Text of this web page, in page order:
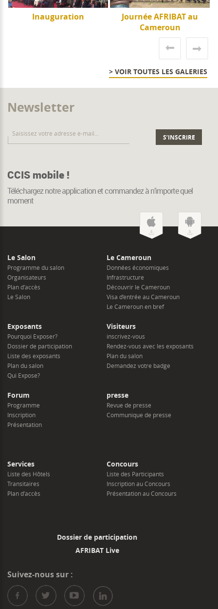
Inauguration
Journée AFRIBAT au
Cameroun
> VOIR TOUTES LES GALERIES
Newsletter
CCIS mobile !
Téléchargez notre application et commandez à n’importe quel
moment
Le Salon
Le Salon
Programme du salon
Organisateurs
Plan d’accès
Le Cameroun
Le Cameroun en bref
Données économiques
Infrastructure
Découvrir le Cameroun
Visa d’entrée au Cameroun
Exposants
Qui Expose?
Pourquoi Exposer?
Dossier de participation
Liste des exposants
Plan du salon
Visiteurs
Demandez votre badge
inscrivez-vous
Rendez-vous avec les exposants
Plan du salon
Forum
Présentation
Programme
Inscription
presse
Communique de presse
Revue de presse
Services
Plan d’accès
Liste des Hôtels
Transitaires
Concours
Présentation au Concours
Liste des Participants
Inscription au Concours
Dossier de participation
AFRIBAT Live
Suivez-nous sur :